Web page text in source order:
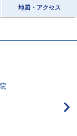
地図・アクセス